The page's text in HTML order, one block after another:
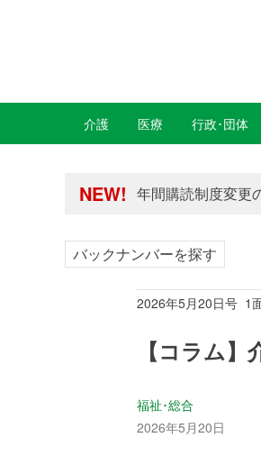
介護 医療 行政･団体
NEW!
年間購読制度変更
高齢者住宅新聞
バックナンバーを探す
2026年5月20日号 1
【コラム
福祉･総合
2026年5月20日